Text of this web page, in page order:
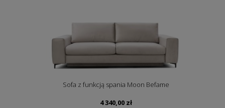
Sofa z funkcją spania Moon Befame
4 340,00 zł